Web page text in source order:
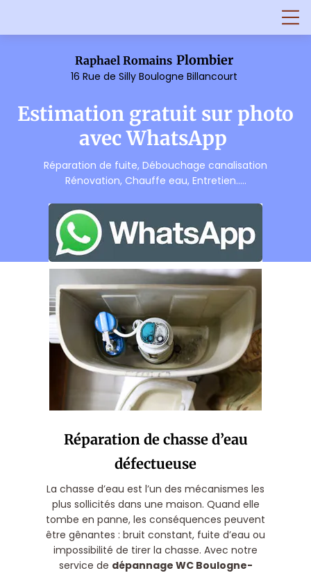
Raphael Romains Plombier
16 Rue de Silly Boulogne Billancourt
Estimation gratuit sur photo
avec WhatsApp
Réparation de fuite, Débouchage canalisation
Rénovation, Chauffe eau, Entretien.....
Réparation de chasse d’eau
défectueuse
La chasse d’eau est l’un des mécanismes les
plus sollicités dans une maison. Quand elle
tombe en panne, les conséquences peuvent
être gênantes : bruit constant, fuite d’eau ou
impossibilité de tirer la chasse. Avec notre
service de dépannage WC Boulogne-